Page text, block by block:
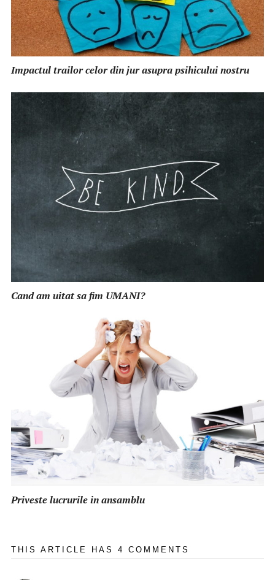
Impactul trailor celor din jur asupra psihicului nostru
Cand am uitat sa fim UMANI?
Priveste lucrurile in ansamblu
THIS ARTICLE HAS 4 COMMENTS